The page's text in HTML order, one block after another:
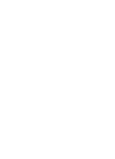
більшість
партнерам.
запису.